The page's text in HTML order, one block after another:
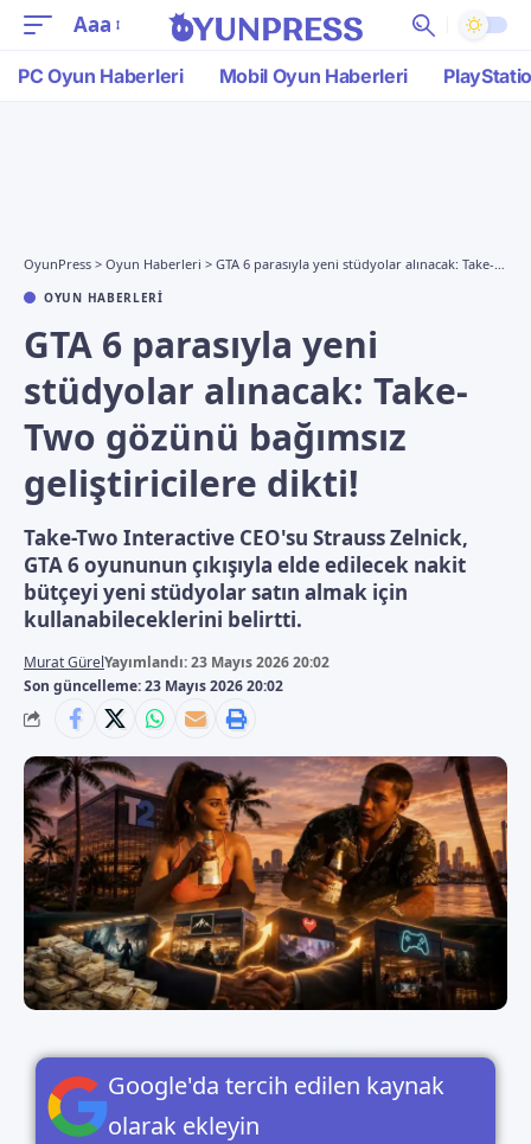
Aaa
PC Oyun Haberleri Mobil Oyun Haberleri
OyunPress > Oyun Haberleri > GTA 6 parasıyla yeni stüdyolar alınacak: Take-Two gözünü bağımsız geliştiricilere dikti!
OYUN HABERLERI
GTA 6 parasıyla yeni
stüdyolar alınacak: Take-
Two gözünü bağımsız
geliştiricilere dikti!
Take-Two Interactive CEO'su Strauss Zelnick,
GTA 6 oyununun çıkışıyla elde edilecek nakit
bütçeyi yeni stüdyolar satın almak için
kullanabileceklerini belirtti.
Son güncelleme: 23 Mayıs 2026 20:02
Murat GürelYayımlandı: 23 Mayıs 2026 20:02
Google'da tercih edilen kaynak
olarak ekleyin